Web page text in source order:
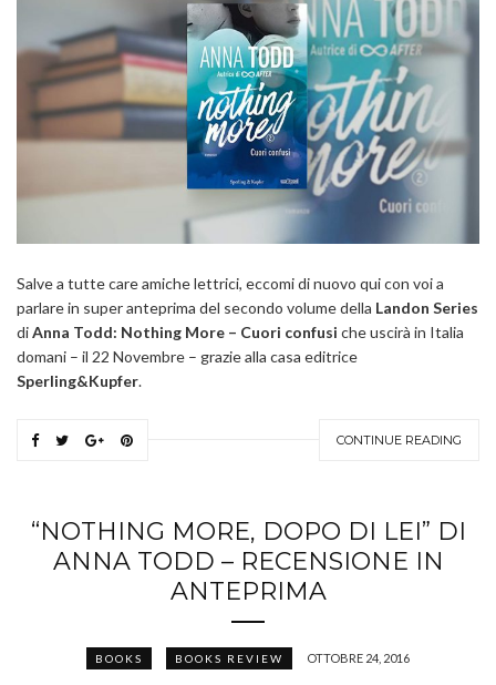
Salve a tutte care amiche lettrici, eccomi di nuovo qui con voi a
parlare in super anteprima del secondo volume della Landon Series
diAnna Todd: Nothing More – Cuori confusi che uscirà in Italia
domani – il 22 Novembre – grazie alla casa editrice
Sperling&Kupfer.
CONTINUE READING
“NOTHING MORE, DOPO DI LEI” DI
ANNA TODD – RECENSIONE IN
ANTEPRIMA
BOOKS BOOKS REVIEW OTTOBRE 24, 2016